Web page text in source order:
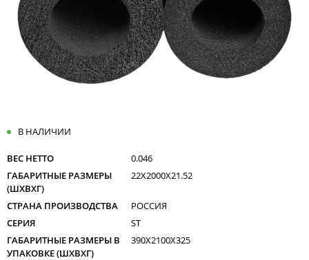
В НАЛИЧИИ
ВЕС НЕТТО
0.046
ГАБАРИТНЫЕ РАЗМЕРЫ
(ШXВXГ)
22X2000X21.52
СТРАНА ПРОИЗВОДСТВА
РОССИЯ
СЕРИЯ
ST
ГАБАРИТНЫЕ РАЗМЕРЫ В
УПАКОВКЕ (ШXВXГ)
390X2100X325